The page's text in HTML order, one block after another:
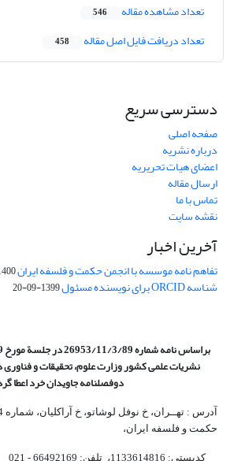
تعداد مشاهده مقاله 546
تعداد دریافت فایل اصل مقاله 458
دسترسی سریع
صفحه اصلی
درباره نشریه
اعضای هیات تحریریه
ارسال مقاله
تماس با ما
نقشه سایت
آخرین اخبار
تفاهم نامه موسسه با انجمن حکمت و فلسفه ایران02-21
شناسه ORCID برای نویسنده مسئول 1399-09-20
براساس نامه شماره 26953/11/3/89 در جلسة مورخ 31/6/89 کمیسیون
نشریات علمی کشور وزارت علوم، تحقیقات و
دوفصلنامه جاویدان خرد اعطا
حکمت و فلسفه ایران،‌
کدپستی: 1133614816، تلفن: 66492169 - 021 نمابر: 66962700 - 021